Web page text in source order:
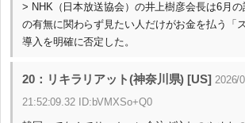
> NHK（日本放送協会）の井上樹彦会長は6月
の有無に関わらず見たい人だけがお金を払う「
導入を明確に否定した。
20：リキラリアット(神奈川県) [US] 2026/
21:52:09.32 ID:bVMXSo+Q0